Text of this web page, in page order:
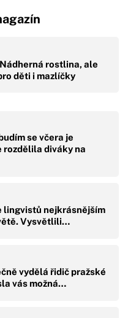
rostlina, ale
děti i mazlíčky
se včera je
rozdělila diváky na
lingvistů nejkrásnějším
Vysvětlili…
vydělá řidič pražské
vás možná…